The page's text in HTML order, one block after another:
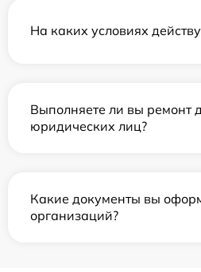
На каких условиях
Выполняете ли вы ремонт
юридических лиц?
Какие документы вы
организаций?